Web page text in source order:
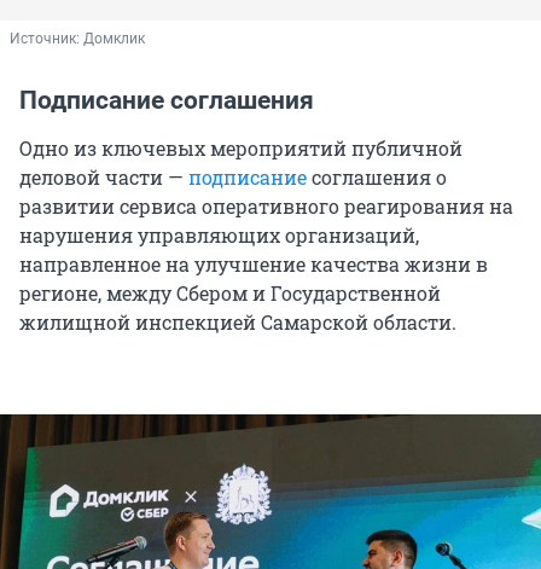
Источник: Домклик
Подписание соглашения
Одно из ключевых мероприятий публичной
деловой части — подписаниесоглашения о
развитии сервиса оперативного реагирования на
нарушения управляющих организаций,
направленное на улучшение качества жизни в
регионе, между Сбером и Государственной
жилищной инспекцией Самарской области.